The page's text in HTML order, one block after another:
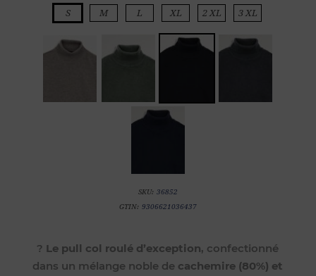
S M L XL 2 XL 3 XL
SKU: 36852
GTIN: 9306621036437
? Le pull col roulé d’exception, confectionné
dans un mélange noble de cachemire (80%) et